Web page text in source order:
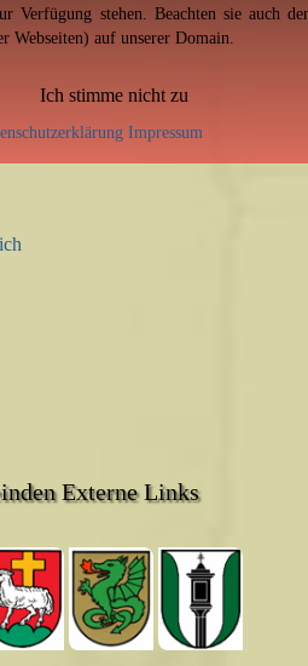
Externe Links
Verfügung stehen. Beachten sie auch
Webseiten) auf unserer Domain.
Ich stimme nicht zu
Impressum